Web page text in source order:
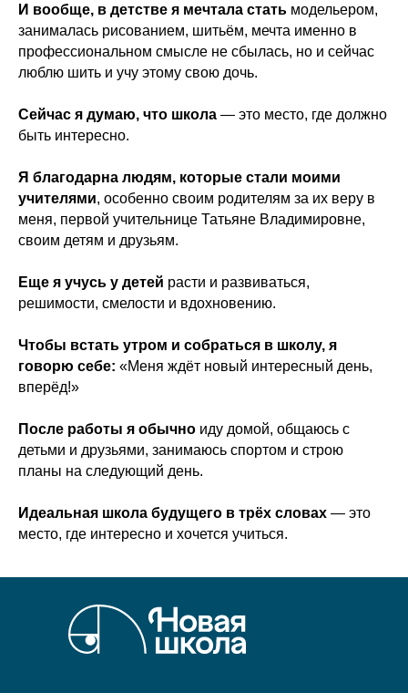
И вообще, в детстве я мечтала стать модельером,
занималась рисованием, шитьём, мечта именно в
профессиональном смысле не сбылась, но и сейчас
люблю шить и учу этому свою дочь.
Сейчас я думаю, что школа — это место, где должно
быть интересно.
Я благодарна людям, которые стали моими
учителями, особенно своим родителям за их веру в
меня, первой учительнице Татьяне Владимировне,
своим детям и друзьям.
Еще я учусь у детей расти и развиваться,
решимости, смелости и вдохновению.
Чтобы встать утром и собраться в школу, я
говорю себе: «Меня ждёт новый интересный день,
вперёд!»
После работы я обычно иду домой, общаюсь с
детьми и друзьями, занимаюсь спортом и строю
планы на следующий день.
Идеальная школа будущего в трёх словах — это
место, где интересно и хочется учиться.